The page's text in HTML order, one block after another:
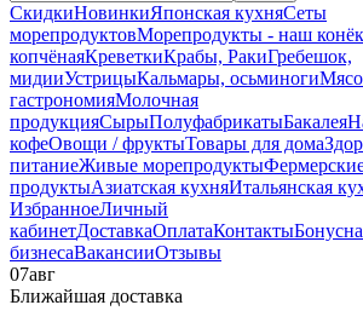
СкидкиНовинкиЯпонская кухняСеты
морепродуктовМорепродукты - наш конёк
копчёнаяКреветкиКрабы, РакиГребешок,
мидииУстрицыКальмары, осьминоги
гастрономияМолочная
продукцияСырыПолуфабрикатыБакалея
кофеОвощи / фруктыТовары для дома
питаниеЖивые морепродукты
продуктыАзиатская кухняИтальянская
ИзбранноеЛичный
кабинетДоставкаОплатаКонтакты
бизнесаВакансииОтзывы
07авг
Ближайшая доставка